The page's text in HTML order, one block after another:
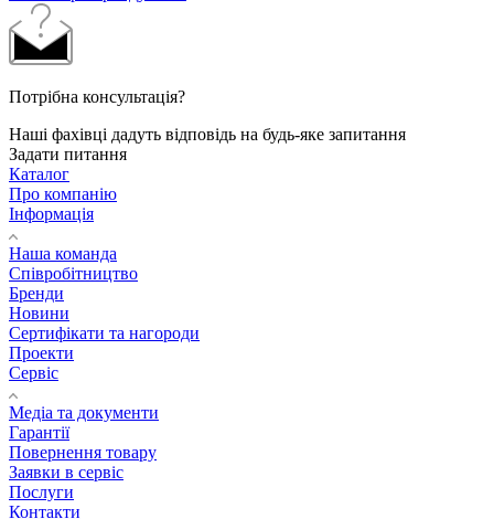
Потрібна консультація?
Наші фахівці дадуть відповідь на будь-яке запитання
Задати питання
Каталог
Про компанію
Інформація
Наша команда
Співробітництво
Бренди
Новини
Сертифікати та нагороди
Проекти
Сервіс
Медіа та документи
Гарантії
Повернення товару
Заявки в сервіс
Послуги
Контакти